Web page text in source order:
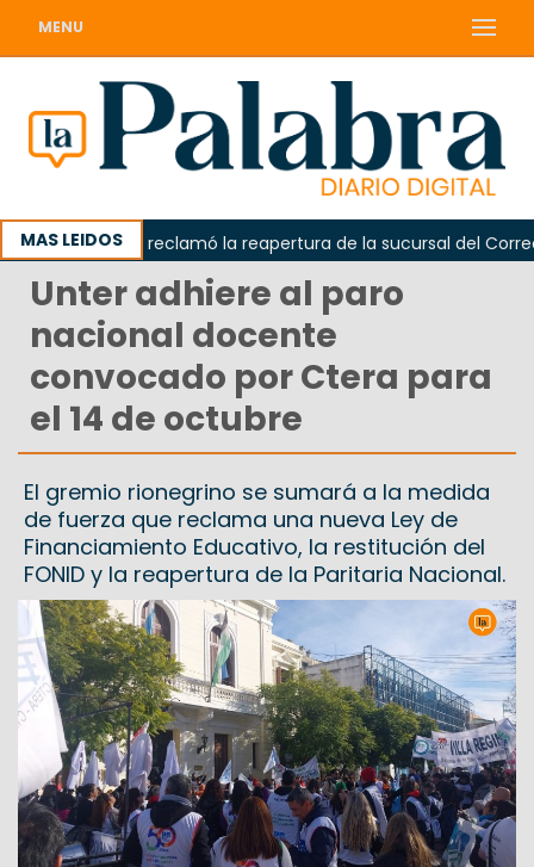
MENU
MAS LEIDOS
Odarda reclamó la reapertura de la sucursal del Correo
Unter adhiere al paro
nacional docente
convocado por Ctera para
el 14 de octubre
El gremio rionegrino se sumará a la medida
de fuerza que reclama una nueva Ley de
Financiamiento Educativo, la restitución del
FONID y la reapertura de la Paritaria Nacional.